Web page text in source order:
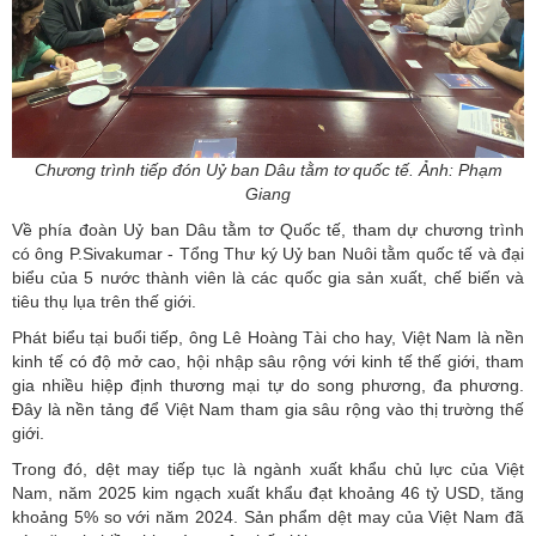
Chương trình tiếp đón Uỷ ban Dâu tằm tơ quốc tế. Ảnh: Phạm
Giang
Về phía đoàn Uỷ ban Dâu tằm tơ Quốc tế, tham dự chương trình
có ông P.Sivakumar - Tổng Thư ký Uỷ ban Nuôi tằm quốc tế và đại
biểu của 5 nước thành viên là các quốc gia sản xuất, chế biến và
tiêu thụ lụa trên thế giới.
Phát biểu tại buổi tiếp, ông Lê Hoàng Tài cho hay, Việt Nam là nền
kinh tế có độ mở cao, hội nhập sâu rộng với kinh tế thế giới, tham
gia nhiều hiệp định thương mại tự do song phương, đa phương.
Đây là nền tảng để Việt Nam tham gia sâu rộng vào thị trường thế
giới.
Trong đó, dệt may tiếp tục là ngành xuất khẩu chủ lực của Việt
Nam, năm 2025 kim ngạch xuất khẩu đạt khoảng 46 tỷ USD, tăng
khoảng 5% so với năm 2024. Sản phẩm dệt may của Việt Nam đã